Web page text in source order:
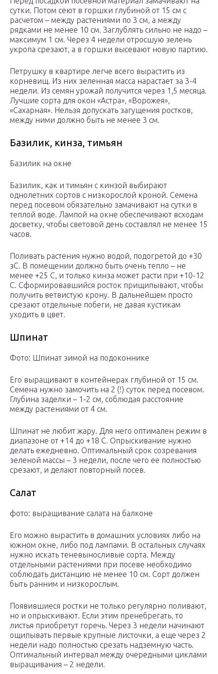
сутки. Потом сеют в горшки глубиной от 15 см с
расчетом – между растениями по 3 см, а между
рядками не менее 10 см. Заглублять сильно не надо –
максимум 1 см. Через 4 недели отросшую зелень
укропа срезают, а в горшки высевают новую партию.
Петрушку в квартире легче всего вырастить из
корневищ. Из них зеленная масса нарастает за 3-4
недели. Из семян урожай получится через 1,5 месяца.
Лучшие сорта для окон «Астра», «Ворожея»,
«Сахарная». Нельзя допускать загущения ростков,
между ними должно быть не менее 3 см.
Базилик, кинза, тимьян
Базилик на окне
Базилик, как и тимьян с кинзой выбирают
однолетних сортов с низкорослой кроной. Семена
перед посевом обязательно замачивают на сутки в
теплой воде. Лампой на окне обеспечивают всходам
досветку, чтобы световой день составлял не менее 15
часов.
Поливать растения нужно водой, подогретой до +30
зС. В помещении должно быть очень тепло – не
менее +25 С, и только кинза может расти при +10-12
С. Сформировавшийся росток прищипывают, чтобы
получить ветвистую крону. В дальнейшем просто
срезают отдельные побеги, не давая кустикам
уходить в цвет.
Шпинат
Фото: Шпинат зимой на подоконнике
Его выращивают в контейнерах глубиной от 15 см.
Семена нужно замочить на 2 (!) суток перед посевом.
Глубина заделки – 1-2 см, соблюдая расстояние
между растениями от 4 см.
Шпинат не любит жару. Для него оптимален режим в
диапазоне от +14 до +18 С. Опрыскивание нужно
делать ежедневно. Оптимальный срок созревания
зеленой массы – 3 недели, после чего ее полностью
срезают, и делают повторный посев.
Салат
фото: выращивание салата на балконе
Его можно вырастить в домашних условиях либо на
южном окне, либо под лампами. В остальных случаях
нужно искать теневыносливые сорта. Между
отдельными растениями при посеве необходимо
соблюдать дистанцию не менее 10 см. Сорт должен
быть ранним и низкорослым.
Появившиеся ростки не только регулярно поливают,
но и опрыскивают. Если этим пренебрегать, то
листья приобретут горечь. Через 3 недели начинают
ощипывать первые крупные листочки, а еще через 2
недели надо полностью срезать надземную часть.
Оптимальный интервал между очередными циклами
выращивания – 2 недели.